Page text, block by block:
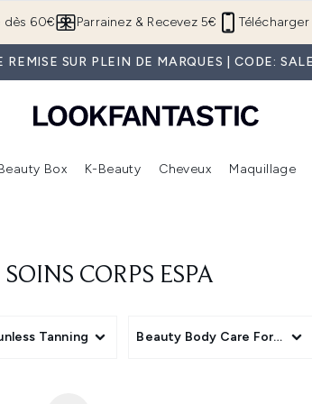
Passer au contenu principal
dès 60€ Télécharger
Parrainez & Recevez 5€
REMISE SUR PLEIN DE MARQUES | CODE:
Été )
sous-menu (Offres) Accédez au sous-menu (Marques) Accédez au sous-menu (Nouveautés)
Box
Accédez au sous-menu (Beauty Box)
K-Beauty Cheveux Maquillage
SOINS CORPS ESPA
Tanning Beauty Body Care Format